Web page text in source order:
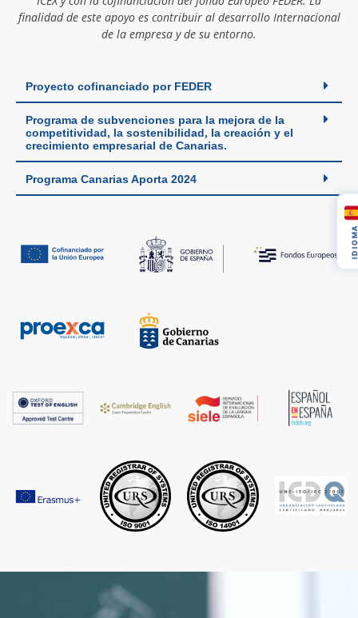
finalidad de este apoyo es contribuir al desarrollo Internacional
de la empresa y de su entorno.
Proyecto cofinanciado por FEDER
Programa de subvenciones para la mejora de la
competitividad, la sostenibilidad, la creación y el
crecimiento empresarial de Canarias.
Programa Canarias Aporta 2024
IDIOMA